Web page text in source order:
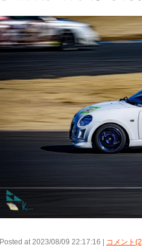
Posted at 2023/08/09 22:17:16 | コメント